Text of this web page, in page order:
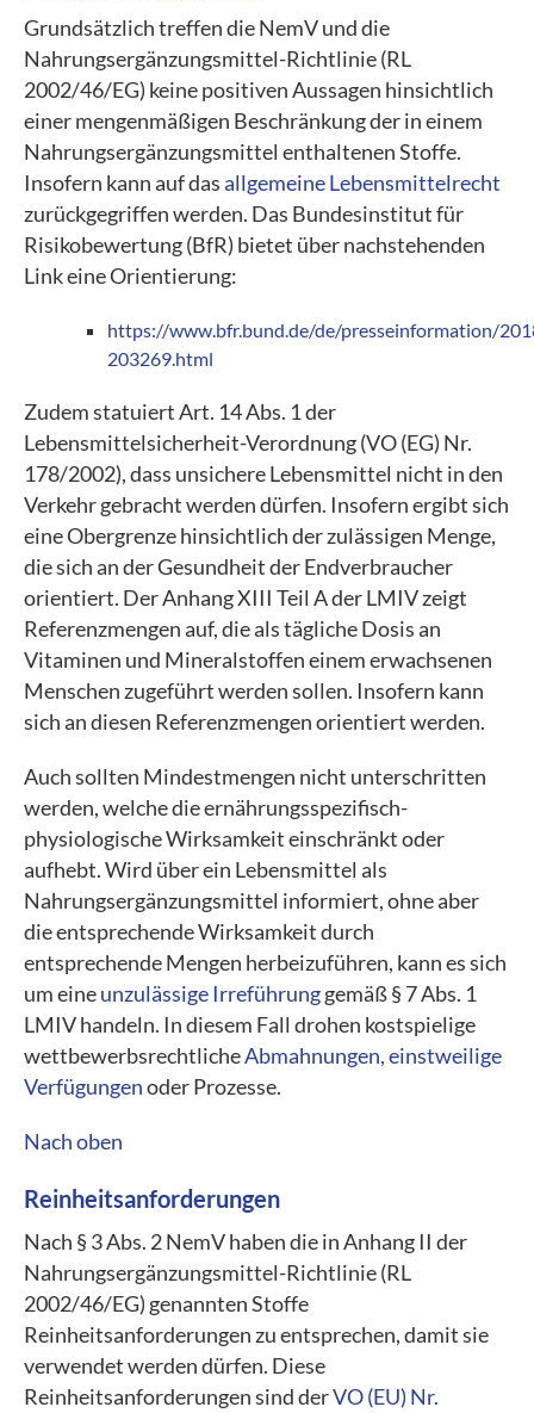
Grundsätzlich treffen die NemV und die
Nahrungsergänzungsmittel-Richtlinie (RL
2002/46/EG) keine positiven Aussagen hinsichtlich
einer mengenmäßigen Beschränkung der in einem
Nahrungsergänzungsmittel enthaltenen Stoffe.
Insofern kann auf dasallgemeine Lebensmittelrecht
zurückgegriffen werden. Das Bundesinstitut für
Risikobewertung (BfR) bietet über nachstehenden
Link eine Orientierung:
https://www.bfr.bund.de/de/presseinformation/
203269.html
Zudem statuiert Art. 14 Abs. 1 der
Lebensmittelsicherheit-Verordnung (VO (EG) Nr.
178/2002), dass unsichere Lebensmittel nicht in den
Verkehr gebracht werden dürfen. Insofern ergibt sich
eine Obergrenze hinsichtlich der zulässigen Menge,
die sich an der Gesundheit der Endverbraucher
orientiert. Der Anhang XIII Teil A der LMIV zeigt
Referenzmengen auf, die als tägliche Dosis an
Vitaminen und Mineralstoffen einem erwachsenen
Menschen zugeführt werden sollen. Insofern kann
sich an diesen Referenzmengen orientiert werden.
Auch sollten Mindestmengen nicht unterschritten
werden, welche die ernährungsspezifisch-
physiologische Wirksamkeit einschränkt oder
aufhebt. Wird über ein Lebensmittel als
Nahrungsergänzungsmittel informiert, ohne aber
die entsprechende Wirksamkeit durch
entsprechende Mengen herbeizuführen, kann es sich
um eineunzulässige Irreführunggemäß § 7 Abs. 1
LMIV handeln. In diesem Fall drohen kostspielige
wettbewerbsrechtlicheAbmahnungen, einstweilige
Verfügungenoder Prozesse.
Nach oben
Reinheitsanforderungen
Nach § 3 Abs. 2 NemV haben die in Anhang II der
Nahrungsergänzungsmittel-Richtlinie (RL
2002/46/EG) genannten Stoffe
Reinheitsanforderungen zu entsprechen, damit sie
verwendet werden dürfen. Diese
Reinheitsanforderungen sind derVO (EU) Nr.